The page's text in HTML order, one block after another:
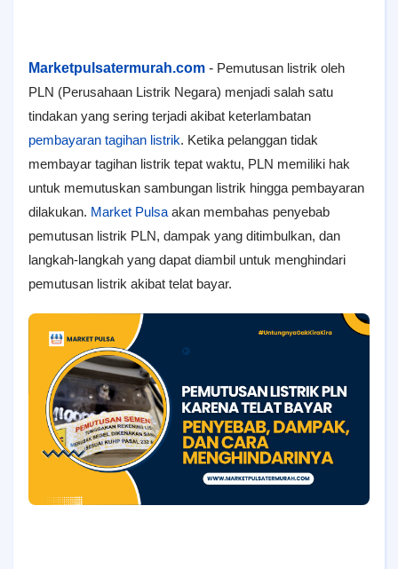
Marketpulsatermurah.com - Pemutusan listrik oleh
PLN (Perusahaan Listrik Negara) menjadi salah satu
tindakan yang sering terjadi akibat keterlambatan
pembayaran tagihan listrik. Ketika pelanggan tidak
membayar tagihan listrik tepat waktu, PLN memiliki hak
untuk memutuskan sambungan listrik hingga pembayaran
dilakukan. Market Pulsa akan membahas penyebab
pemutusan listrik PLN, dampak yang ditimbulkan, dan
langkah-langkah yang dapat diambil untuk menghindari
pemutusan listrik akibat telat bayar.